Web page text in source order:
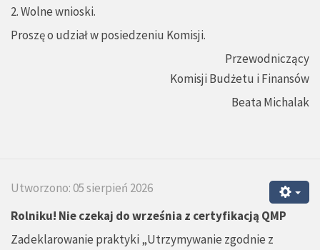
2. Wolne wnioski.
Proszę o udział w posiedzeniu Komisji.
Przewodniczący
Komisji Budżetu i Finansów
Beata Michalak
Utworzono: 05 sierpień 2026
Rolniku! Nie czekaj do września z certyfikacją QMP
Zadeklarowanie praktyki „Utrzymywanie zgodnie z